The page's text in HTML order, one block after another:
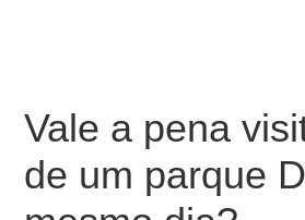
Vale a pena
de um parque